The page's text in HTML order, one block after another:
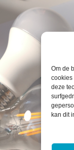
Om de
cookies
deze
kan dit